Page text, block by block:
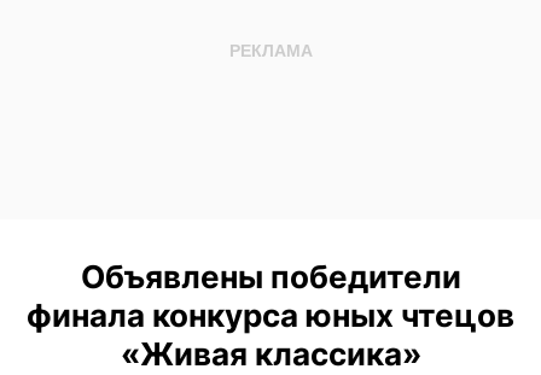
Объявлены победители
финала конкурса юных чтецов
«Живая классика»